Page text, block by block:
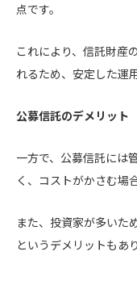
点です。
これにより、信託財産
れるため、安定した運
公募信託のデメリット
一方で、公募信託には
く、コストがかさむ場
また、投資家が多いた
というデメリットもあ